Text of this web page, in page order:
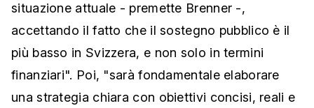
situazione attuale - premette Brenner -,
accettando il fatto che il sostegno pubblico è il
più basso in Svizzera, e non solo in termini
finanziari". Poi, "sarà fondamentale elaborare
una strategia chiara con obiettivi concisi, reali e